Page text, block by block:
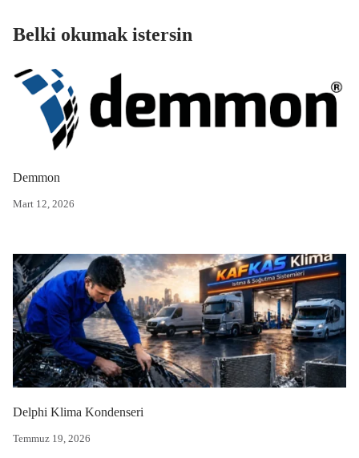
Belki okumak istersin
Mart 12, 2026
Demmon
Temmuz 19, 2026
Delphi Klima Kondenseri